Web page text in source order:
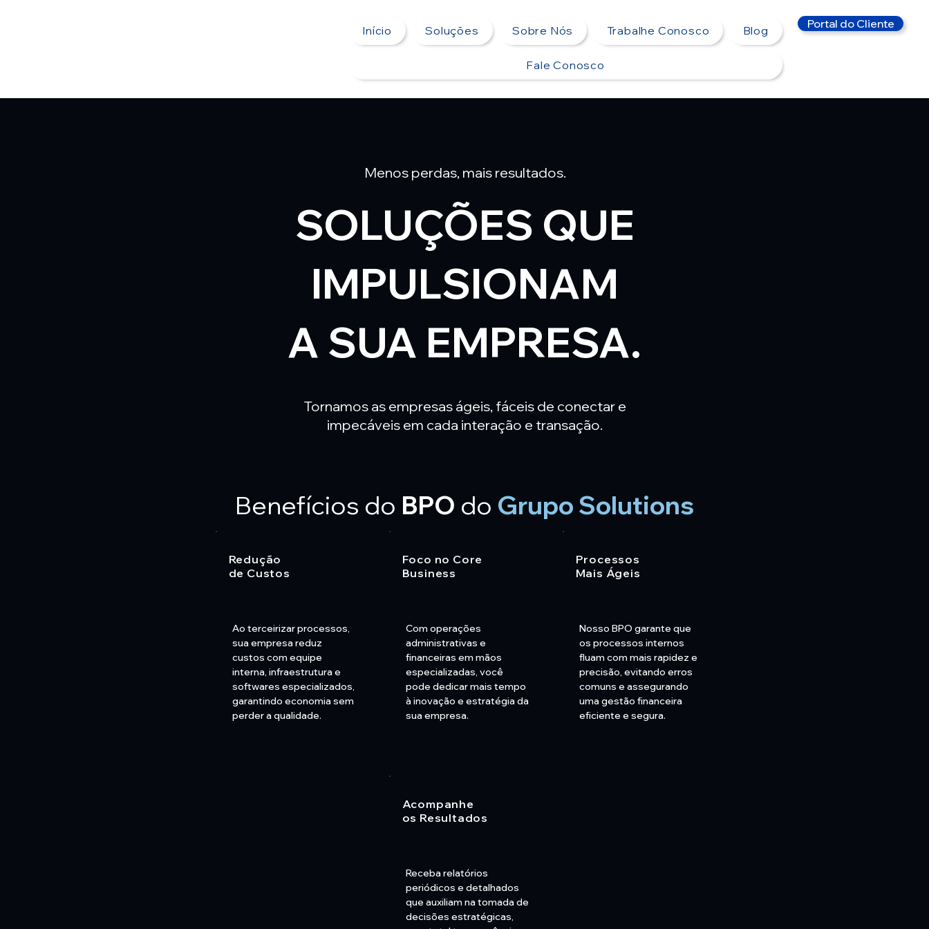
Início Soluções Sobre Nós Trabalhe Conosco Blog
Fale Conosco
Portal do Cliente
Benefícios do BPO do Grupo Solutions
Redução
de Custos
Ao terceirizar processos,
sua empresa reduz
custos com equipe
interna, infraestrutura e
softwares especializados,
garantindo economia sem
perder a qualidade.
Foco no Core
Business
Com operações
administrativas e
financeiras em mãos
especializadas, você
pode dedicar mais tempo
à inovação e estratégia da
sua empresa.
Processos
Mais Ágeis
Nosso BPO garante que
os processos internos
fluam com mais rapidez e
precisão, evitando erros
comuns e assegurando
uma gestão financeira
eficiente e segura.
Acompanhe
os Resultados
Receba relatórios
periódicos e detalhados
que auxiliam na tomada de
decisões estratégicas,
Menos perdas, mais resultados.
SOLUÇÕES QUE
IMPULSIONAM
A SUA EMPRESA.
Tornamos as empresas ágeis, fáceis de conectar e
impecáveis em cada interação e transação.